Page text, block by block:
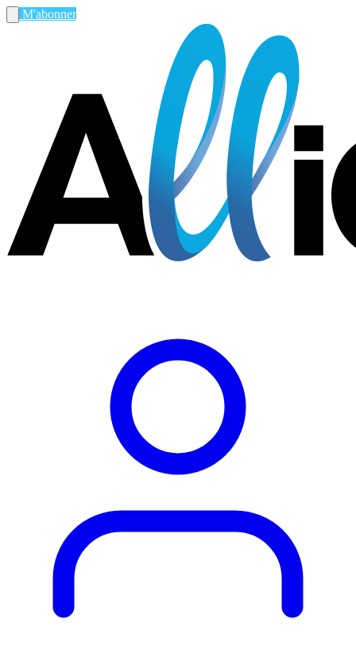
M'abonner